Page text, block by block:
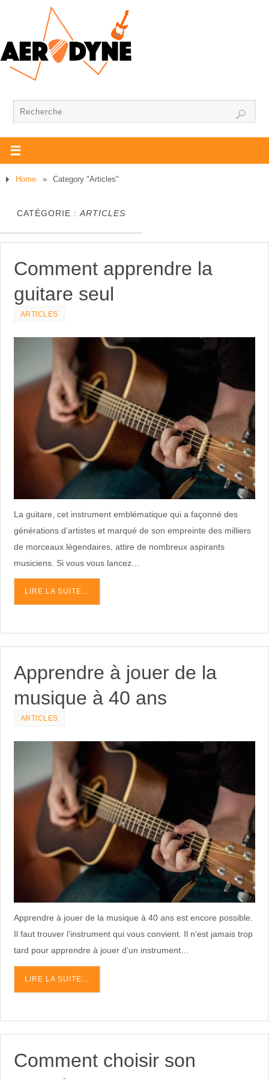
Home » Category "Articles"
CATÉGORIE : ARTICLES
Comment apprendre la
guitare seul
ARTICLES
La guitare, cet instrument emblématique qui a façonné des
générations d’artistes et marqué de son empreinte des milliers
de morceaux légendaires, attire de nombreux aspirants
musiciens. Si vous vous lancez…
LIRE LA SUITE…
Apprendre à jouer de la
musique à 40 ans
ARTICLES
Apprendre à jouer de la musique à 40 ans est encore possible.
Il faut trouver l’instrument qui vous convient. Il n’est jamais trop
tard pour apprendre à jouer d’un instrument…
LIRE LA SUITE…
Comment choisir son